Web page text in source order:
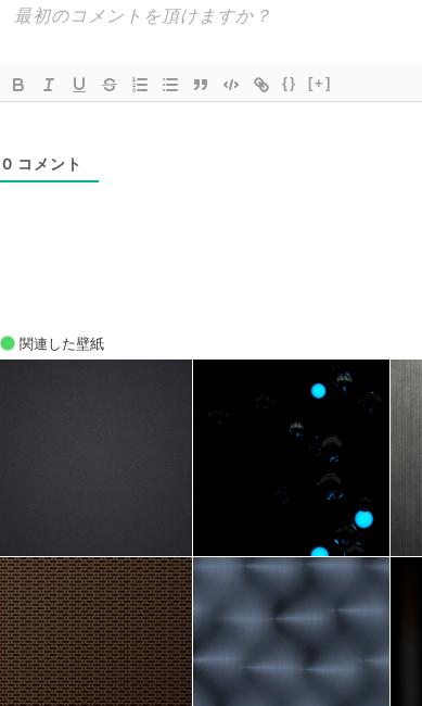
{} [+]
0 コメント
関連した壁紙